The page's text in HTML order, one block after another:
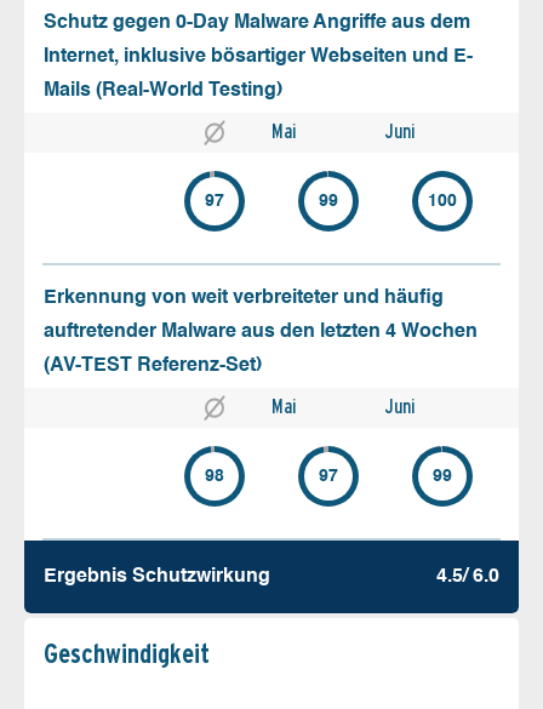
Schutz gegen 0-Day Malware Angriffe aus dem
Internet, inklusive bösartiger Webseiten und E-
Mails (Real-World Testing)
Mai Juni
97 99 100
Erkennung von weit verbreiteter und häufig
auftretender Malware aus den letzten 4 Wochen
(AV-TEST Referenz-Set)
Mai Juni
98 97 99
Ergebnis Schutz­wirkung 4.5/ 6.0
Geschw­indigkeit